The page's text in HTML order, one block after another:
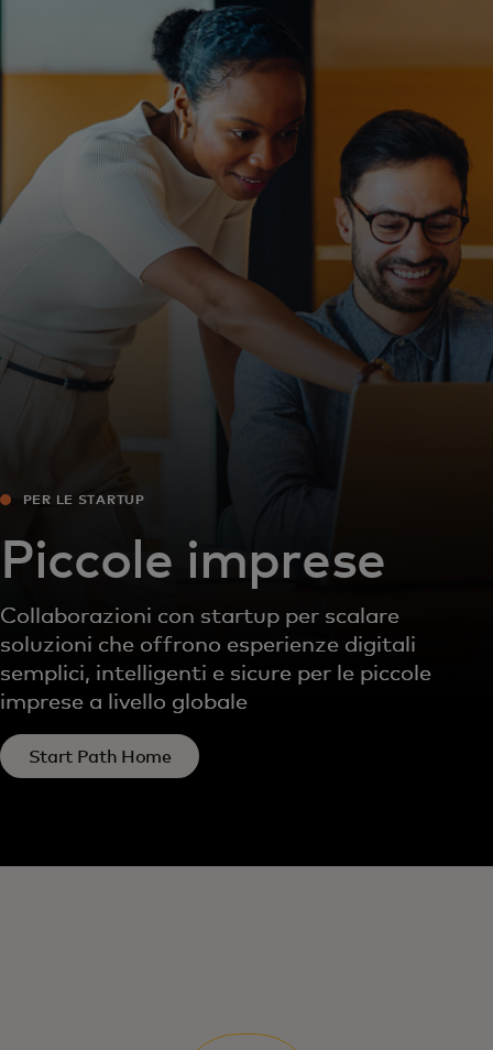
Per il business
Per il mondo
Per gli innovatori
Newsroom
PER LE STARTUP
Piccole imprese
Collaborazioni con startup per scalare
soluzioni che offrono esperienze digitali
semplici, intelligenti e sicure per le piccole
imprese a livello globale
Start Path Home